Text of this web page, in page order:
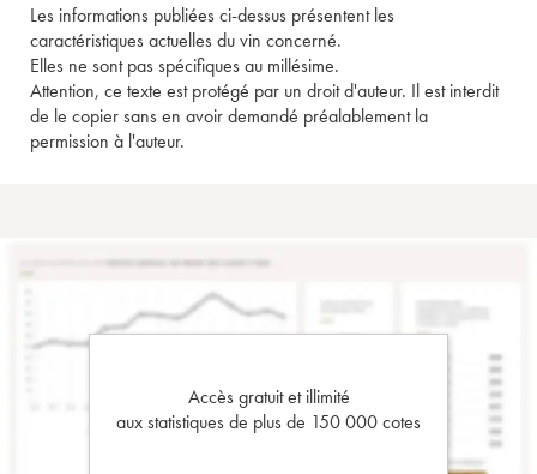
Les informations publiées ci-dessus présentent les
caractéristiques actuelles du vin concerné.
Elles ne sont pas spécifiques au millésime.
Attention, ce texte est protégé par un droit d'auteur. Il est interdit
de le copier sans en avoir demandé préalablement la
permission à l'auteur.
Accès gratuit et illimité
aux statistiques de plus de 150 000 cotes